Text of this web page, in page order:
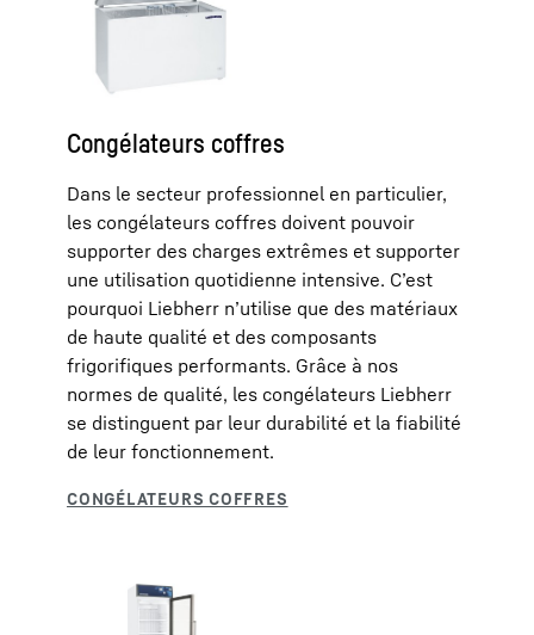
Congélateurs coffres
Dans le secteur professionnel en particulier,
les congélateurs coffres doivent pouvoir
supporter des charges extrêmes et supporter
une utilisation quotidienne intensive. C’est
pourquoi Liebherr n’utilise que des matériaux
de haute qualité et des composants
frigorifiques performants. Grâce à nos
normes de qualité, les congélateurs Liebherr
se distinguent par leur durabilité et la fiabilité
de leur fonctionnement.